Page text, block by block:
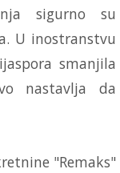
sigurno su
U inostranstvu
smanjila
nastavlja da
"Remaks"